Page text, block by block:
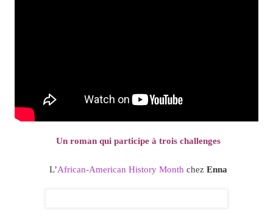
Un roman qui participe à trois challenges
L’African-American History Month chez Enna